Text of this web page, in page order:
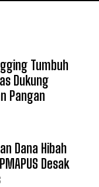
Tumbuh
Dukung
Pangan
Dana Hibah
Desak